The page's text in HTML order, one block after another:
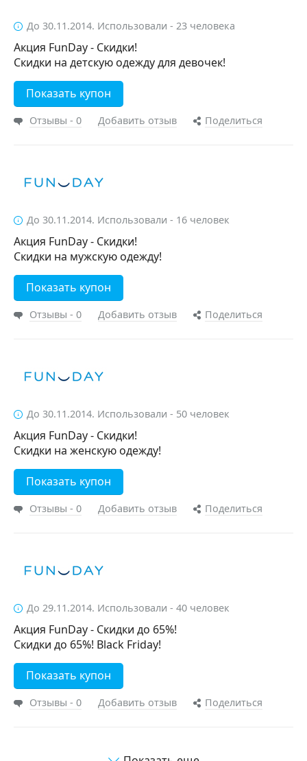
До 30.11.2014. Использовали - 23 человека
Акция FunDay - Скидки!
Скидки на детскую одежду для девочек!
Показать купон
Отзывы - 0 Добавить отзыв Поделиться
До 30.11.2014. Использовали - 16 человек
Акция FunDay - Скидки!
Скидки на мужскую одежду!
Показать купон
Отзывы - 0 Добавить отзыв Поделиться
До 30.11.2014. Использовали - 50 человек
Акция FunDay - Скидки!
Скидки на женскую одежду!
Показать купон
Отзывы - 0 Добавить отзыв Поделиться
До 29.11.2014. Использовали - 40 человек
Акция FunDay - Скидки до 65%!
Скидки до 65%! Black Friday!
Показать купон
Отзывы - 0 Добавить отзыв Поделиться